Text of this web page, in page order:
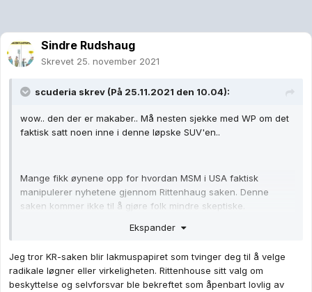
Sindre Rudshaug
Skrevet 25. november 2021
scuderia skrev (På 25.11.2021 den 10.04):
wow.. den der er makaber.. Må nesten sjekke med WP om det
faktisk satt noen inne i denne løpske SUV'en..
Mange fikk øynene opp for hvordan MSM i USA faktisk
manipulerer nyhetene gjennom Rittenhaug saken. Denne
saken kommer ikke til å gjøre folk mindre skeptiske.
Ekspander
Jeg tror KR-saken blir lakmuspapiret som tvinger deg til å velge
radikale løgner eller virkeligheten. Rittenhouse sitt valg om
beskyttelse og selvforsvar ble bekreftet som åpenbart lovlig av